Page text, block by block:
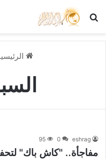
بحث عن
eshrag
0
95
مفاجأة.. "كاش باك"